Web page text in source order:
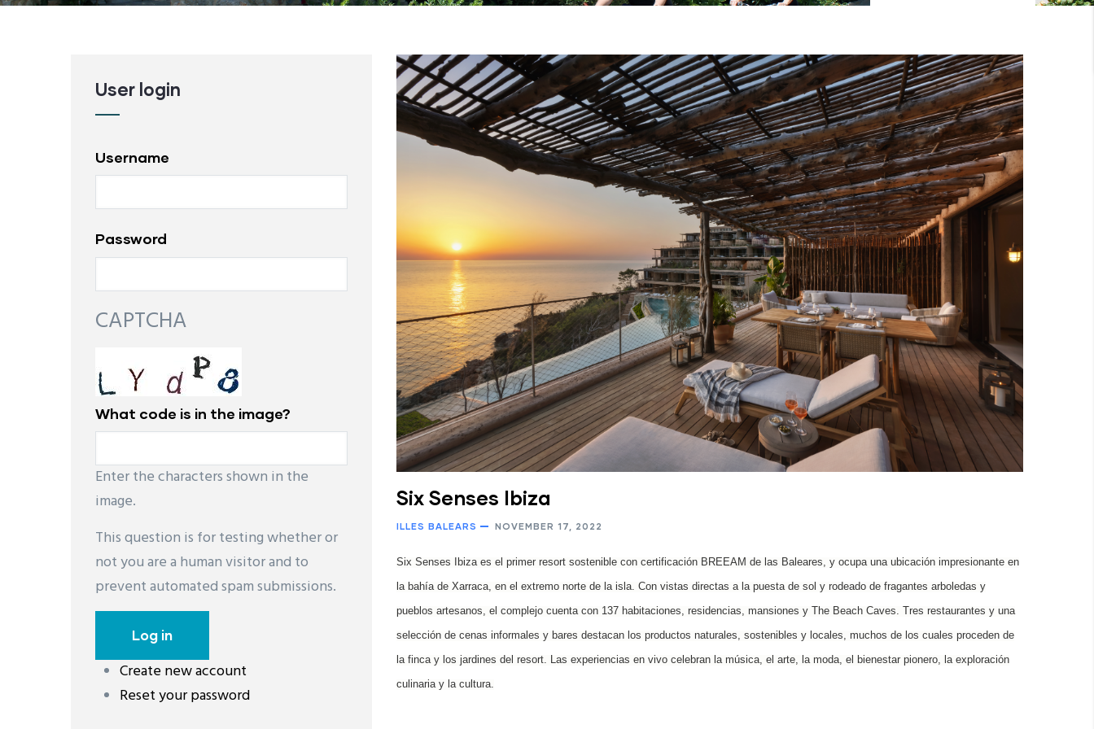
Six Senses Ibiza
ILLES BALEARS NOVEMBER 17, 2022
Six Senses Ibiza es el primer resort sostenible con certificación BREEAM de las Baleares, y ocupa una ubicación impresionante en
la bahía de Xarraca, en el extremo norte de la isla. Con vistas directas a la puesta de sol y rodeado de fragantes arboledas y
pueblos artesanos, el complejo cuenta con 137 habitaciones, residencias, mansiones y The Beach Caves. Tres restaurantes y una
selección de cenas informales y bares destacan los productos naturales, sostenibles y locales, muchos de los cuales proceden de
la finca y los jardines del resort. Las experiencias en vivo celebran la música, el arte, la moda, el bienestar pionero, la exploración
culinaria y la cultura.
User login
Username
Password
CAPTCHA
What code is in the image?
Enter the characters shown in the
image.
This question is for testing whether or
not you are a human visitor and to
prevent automated spam submissions.
Create new account
Reset your password
레딧 다운로드coloring pages printable